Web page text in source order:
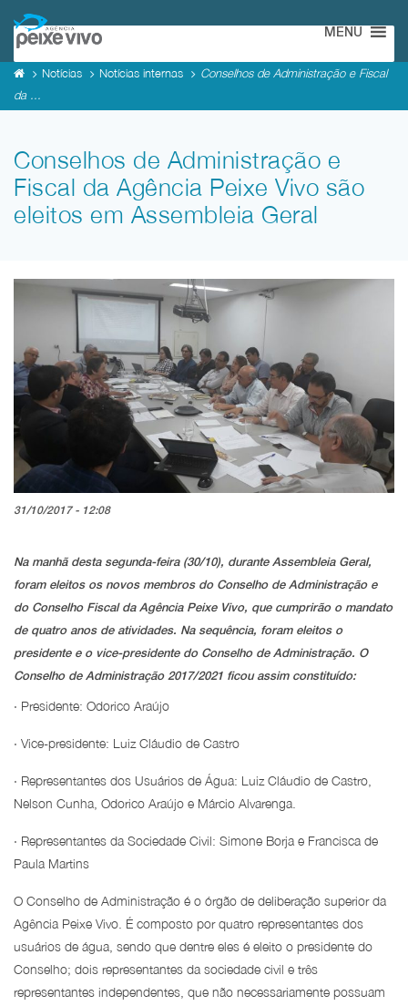
MENU
Notícias Notícias internas
Conselhos de Administração e Fiscal
da ...
Conselhos de Administração e
Fiscal da Agência Peixe Vivo são
eleitos em Assembleia Geral
31/10/2017 - 12:08
Na manhã desta segunda-feira (30/10), durante Assembleia Geral,
foram eleitos os novos membros do Conselho de Administração e
do Conselho Fiscal da Agência Peixe Vivo, que cumprirão o mandato
de quatro anos de atividades. Na sequência, foram eleitos o
presidente e o vice-presidente do Conselho de Administração. O
Conselho de Administração 2017/2021 ficou assim constituído:
· Presidente: Odorico Araújo
· Vice-presidente: Luiz Cláudio de Castro
· Representantes dos Usuários de Água: Luiz Cláudio de Castro,
Nelson Cunha, Odorico Araújo e Márcio Alvarenga.
· Representantes da Sociedade Civil: Simone Borja e Francisca de
Paula Martins
O Conselho de Administração é o órgão de deliberação superior da
Agência Peixe Vivo. É composto por quatro representantes dos
usuários de água, sendo que dentre eles é eleito o presidente do
Conselho; dois representantes da sociedade civil e três
representantes independentes, que não necessariamente possuam